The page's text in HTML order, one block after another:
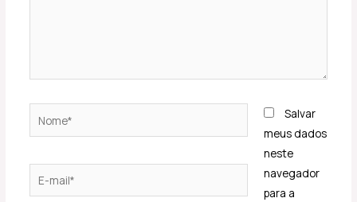
mail*
Salvar
meus dados
neste
navegador
para a